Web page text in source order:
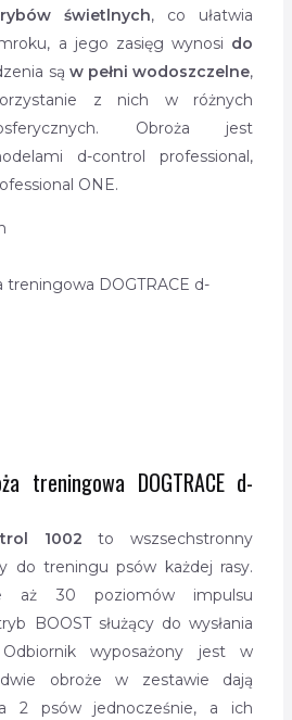
świetlnych, co ułatwia
a jego zasięg wynosi do
są w pełni wodoszczelne,
z nich w różnych
Obroża jest
d-control professional,
ONE.
treningowa DOGTRACE d-
treningowa DOGTRACE d-
1002to wszsechstronny
do treningu psów każdej rasy.
aż 30 poziomów impulsu
BOOST służący do wysłania
wyposażony jest w
obroże w zestawie dają
2 psów jednocześnie, a ich